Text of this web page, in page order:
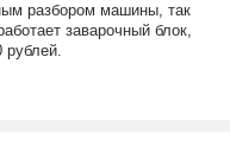
разбором машины, так
заварочный блок,
рублей.